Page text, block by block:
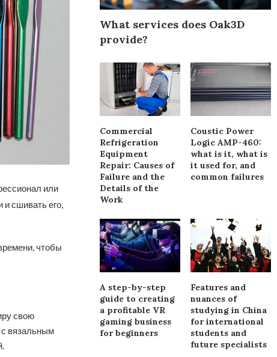
или
сшивать его,
чтобы
свою
с вязальным
What services does Oak3D
provide?
Commercial
Refrigeration
Equipment
Repair: Causes of
Failure and the
Details of the
Work
Coustic Power
Logic AMP-460:
what is it, what is
it used for, and
common failures
A step-by-step
guide to creating
a profitable VR
gaming business
for beginners
Features and
nuances of
studying in China
for international
students and
future specialists